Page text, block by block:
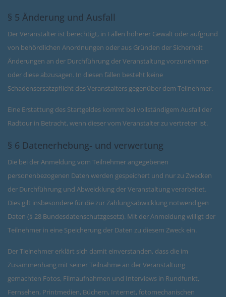
§ 5 Änderung und Ausfall
Der Veranstalter ist berechtigt, in Fällen höherer Gewalt oder aufgrund
von behördlichen Anordnungen oder aus Gründen der Sicherheit
Änderungen an der Durchführung der Veranstaltung vorzunehmen
oder diese abzusagen. In diesen fällen besteht keine
Schadensersatzpflicht des Veranstalters gegenüber dem Teilnehmer.
Eine Erstattung des Startgeldes kommt bei vollständigem Ausfall der
Radtour in Betracht, wenn dieser vom Veranstalter zu vertreten ist.
§ 6 Datenerhebung- und verwertung
Die bei der Anmeldung vom Teilnehmer angegebenen
personenbezogenen Daten werden gespeichert und nur zu Zwecken
der Durchführung und Abweicklung der Veranstaltung verarbeitet.
Dies gilt insbesondere für die zur Zahlungsabwicklung notwendigen
Daten (§ 28 Bundesdatenschutzgesetz). Mit der Anmeldung willigt der
Teilnehmer in eine Speicherung der Daten zu diesem Zweck ein.
Der Tielnehmer erklärt sich damit einverstanden, dass die im
Zusammenhang mit seiner Teilnahme an der Veranstaltung
gemachten Fotos, Filmaufnahmen und Interviews in Rundfunkt,
Fernsehen, Printmedien, Büchern, Internet, fotomechanischen